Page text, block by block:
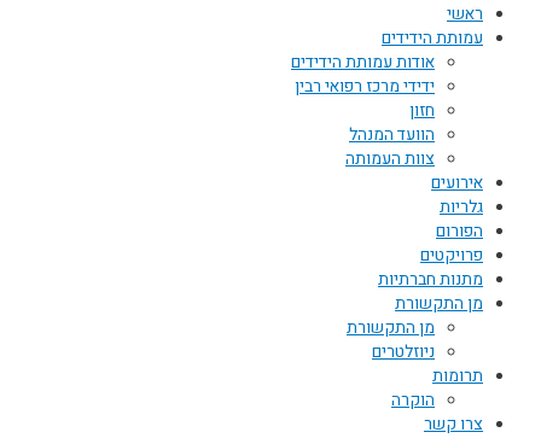
ראשי
עמותת הידידים
אודות עמותת הידידים
ידידי מרכז רפואי רבין
חזון
הוועד המנהל
צוות העמותה
אירועים
גלריות
הפורום
פרויקטים
מתנות חברתיות
מן התקשורת
מן התקשורת
ניוזלטרים
תרומות
הוקרה
צרו קשר